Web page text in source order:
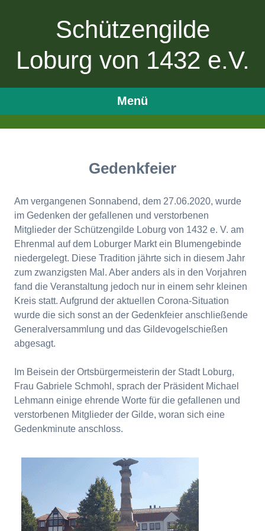
Schützengilde
Loburg von 1432 e.V.
Menü
Zum
Gedenkfeier
Am vergangenen Sonnabend, dem 27.06.2020, wurde
im Gedenken der gefallenen und verstorbenen
Mitglieder der Schützengilde Loburg von 1432 e. V. am
Ehrenmal auf dem Loburger Markt ein Blumengebinde
niedergelegt. Diese Tradition jährte sich in diesem Jahr
zum zwanzigsten Mal. Aber anders als in den Vorjahren
fand die Veranstaltung jedoch nur in einem sehr kleinen
Kreis statt. Aufgrund der aktuellen Corona-Situation
wurde die sich sonst an der Gedenkfeier anschließende
Generalversammlung und das Gildevogelschießen
abgesagt.
Im Beisein der Ortsbürgermeisterin der Stadt Loburg,
Frau Gabriele Schmohl, sprach der Präsident Michael
Lehmann einige ehrende Worte für die gefallenen und
verstorbenen Mitglieder der Gilde, woran sich eine
Gedenkminute anschloss.